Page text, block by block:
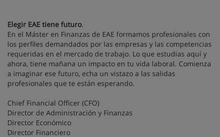
Elegir EAE tiene futuro.
En el Máster en Finanzas de EAE formamos profesionales con
los perfiles demandados por las empresas y las competencias
requeridas en el mercado de trabajo. Lo que estudias aquí y
ahora, tiene mañana un impacto en tu vida laboral. Comienza
a imaginar ese futuro, echa un vistazo a las salidas
profesionales que te están esperando.
Chief Financial Officer (CFO)
Director de Administración y Finanzas
Director Económico
Director Financiero